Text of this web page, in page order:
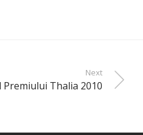
Next
Premiului Thalia 2010